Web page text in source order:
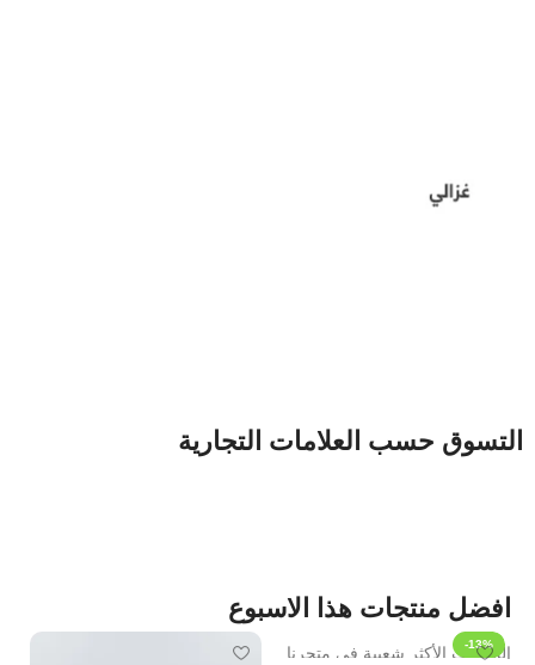
التسوق حسب العلامات التجارية
افضل منتجات هذا الاسبوع
المنتجات الأكثر شعبية في متجرنا
-13%